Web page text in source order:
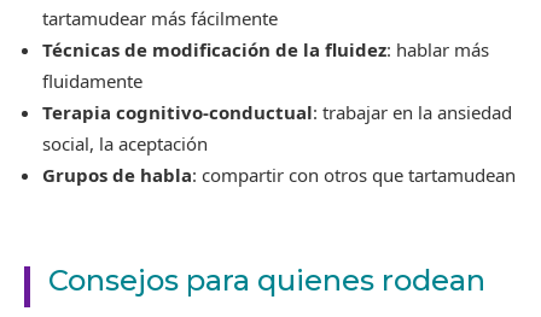
tartamudear más fácilmente
Técnicas de modificación de la fluidez: hablar más
fluidamente
Terapia cognitivo-conductual: trabajar en la ansiedad
social, la aceptación
Grupos de habla: compartir con otros que tartamudean
Consejos para quienes rodean